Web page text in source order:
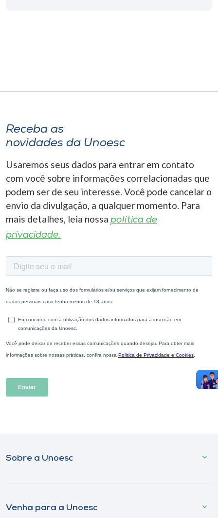
Receba as
novidades da Unoesc
Usaremos seus dados para entrar em contato
com você sobre informações correlacionadas que
podem ser de seu interesse. Você pode cancelar o
envio da divulgação, a qualquer momento. Para
mais detalhes, leia nossa política de
privacidade.
Sobre a Unoesc
Venha para a Unoesc